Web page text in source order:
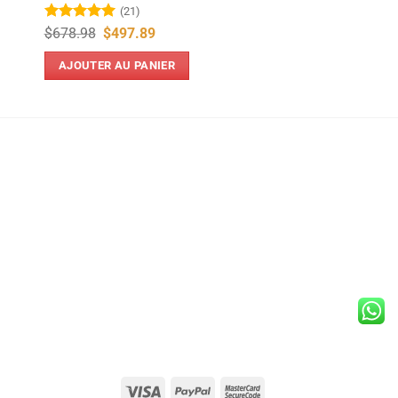
Note5sur
(21)
$678.98 Le
initial
était :
$497.89Le
actuel
est :
AJOUTER AU PANIER
Visa PayPal MasterCard